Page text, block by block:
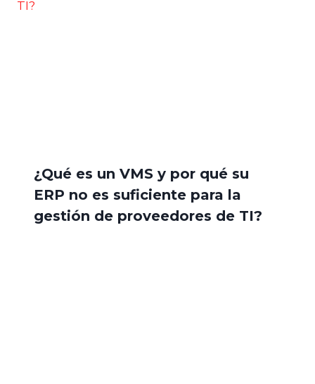
¿Qué es un VMS y por qué su
ERP no es suficiente para la
gestión de proveedores de TI?